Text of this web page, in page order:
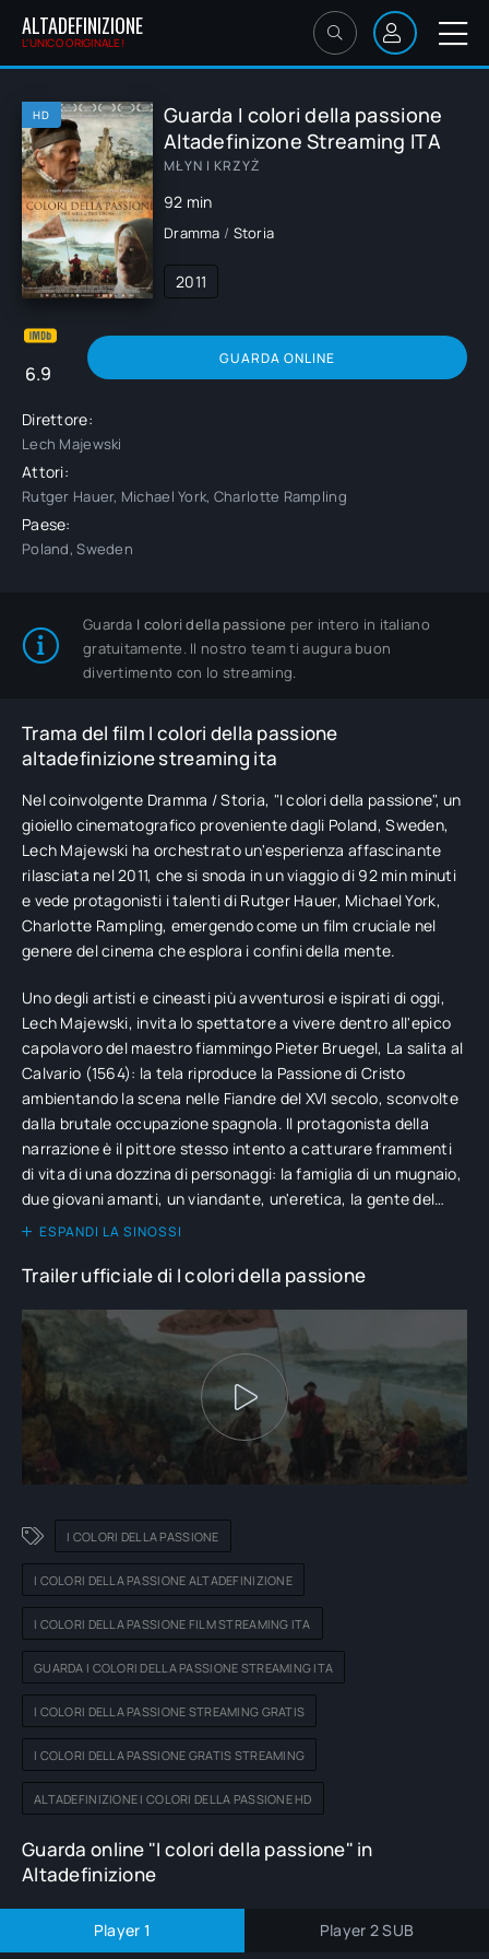
ALTADEFINIZIONE
L'UNICO ORIGINALE!
HD
Guarda I colori della passione
Altadefinizone Streaming ITA
MŁYN I KRZYŻ
92 min
Dramma / Storia
2011
6.9
GUARDA ONLINE
Direttore:
Lech Majewski
Attori:
Rutger Hauer, Michael York, Charlotte Rampling
Paese:
Poland, Sweden
Guarda I colori della passione per intero in italiano
gratuitamente. Il nostro team ti augura buon
divertimento con lo streaming.
Trama del film I colori della passione
altadefinizione streaming ita
Nel coinvolgente Dramma / Storia, "I colori della passione", un
gioiello cinematografico proveniente dagli Poland, Sweden,
Lech Majewski ha orchestrato un'esperienza affascinante
rilasciata nel 2011, che si snoda in un viaggio di 92 min minuti
e vede protagonisti i talenti di Rutger Hauer, Michael York,
Charlotte Rampling, emergendo come un film cruciale nel
genere del cinema che esplora i confini della mente.
Uno degli artisti e cineasti più avventurosi e ispirati di oggi,
Lech Majewski, invita lo spettatore a vivere dentro all'epico
capolavoro del maestro fiammingo Pieter Bruegel, La salita al
Calvario (1564): la tela riproduce la Passione di Cristo
ambientando la scena nelle Fiandre del XVI secolo, sconvolte
dalla brutale occupazione spagnola. Il protagonista della
narrazione è il pittore stesso intento a catturare frammenti
di vita di una dozzina di personaggi: la famiglia di un mugnaio,
due giovani amanti, un viandante, un'eretica, la gente del
villaggio e i minacciosi cavalieri dell'Inquisizione spagnola.
ESPANDI LA SINOSSI
Trailer ufficiale di I colori della passione
I COLORI DELLA PASSIONE
I COLORI DELLA PASSIONE ALTADEFINIZIONE
I COLORI DELLA PASSIONE FILM STREAMING ITA
GUARDA I COLORI DELLA PASSIONE STREAMING ITA
I COLORI DELLA PASSIONE STREAMING GRATIS
I COLORI DELLA PASSIONE GRATIS STREAMING
ALTADEFINIZIONE I COLORI DELLA PASSIONE HD
Guarda online "I colori della passione" in
Altadefinizione
Player 1 Player 2 SUB